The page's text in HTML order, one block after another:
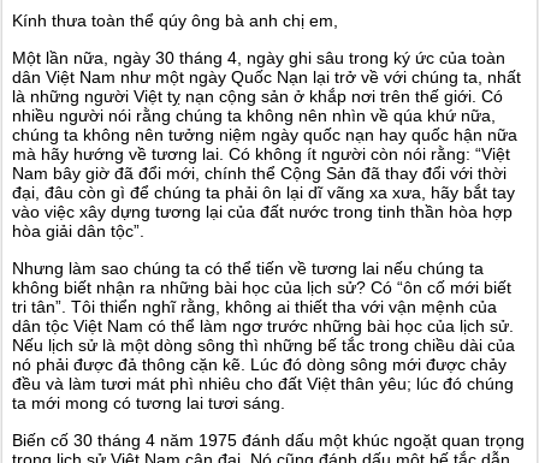
Kính thưa toàn thể qúy ông bà anh chị em,
Một lần nữa, ngày 30 tháng 4, ngày ghi sâu trong ký ức của toàn
dân Việt Nam như một ngày Quốc Nạn lại trở về với chúng ta, nhất
là những người Việt tỵ nạn cộng sản ở khắp nơi trên thế giới. Có
nhiều người nói rằng chúng ta không nên nhìn về qúa khứ nữa,
chúng ta không nên tưởng niệm ngày quốc nạn hay quốc hận nữa
mà hãy hướng về tương lai. Có không ít người còn nói rằng: “Việt
Nam bây giờ đã đổi mới, chính thể Cộng Sản đã thay đổi với thời
đại, đâu còn gì để chúng ta phải ôn lại dĩ vãng xa xưa, hãy bắt tay
vào việc xây dựng tương lại của đất nước trong tinh thần hòa hợp
hòa giải dân tộc”.
Nhưng làm sao chúng ta có thể tiến về tương lai nếu chúng ta
không biết nhận ra những bài học của lịch sử? Có “ôn cố mới biết
tri tân”. Tôi thiển nghĩ rằng, không ai thiết tha với vận mệnh của
dân tộc Việt Nam có thể làm ngơ trước những bài học của lịch sử.
Nếu lịch sử là một dòng sông thì những bế tắc trong chiều dài của
nó phải được đả thông cặn kẽ. Lúc đó dòng sông mới được chảy
đều và làm tươi mát phì nhiêu cho đất Việt thân yêu; lúc đó chúng
ta mới mong có tương lai tươi sáng.
Biến cố 30 tháng 4 năm 1975 đánh dấu một khúc ngoặt quan trọng